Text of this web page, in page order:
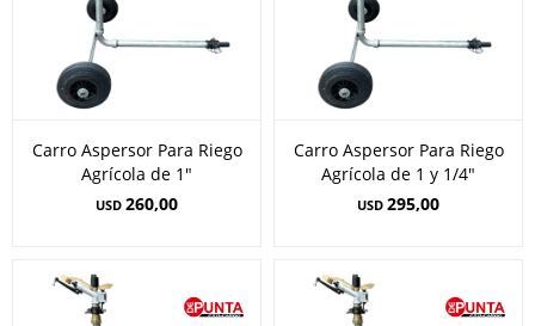
Carro Aspersor Para Riego
Agrícola de 1"
USD 260,00
Carro Aspersor Para Riego
Agrícola de 1 y 1/4"
USD 295,00